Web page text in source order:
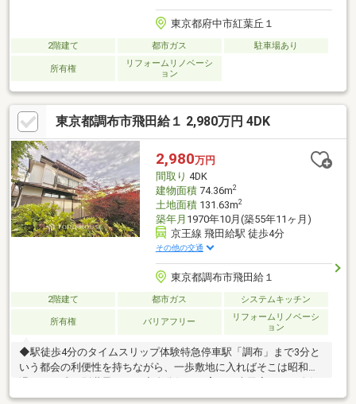
東京都府中市紅葉丘１
2階建て 都市ガス 駐車場あり
所有権
リフォームリノベーシ
ョン
東京都調布市飛田給１ 2,980万円 4DK
2,980万円
間取り 4DK
建物面積74.36m2
土地面積131.63m2
築年月 1970年10月(築55年11ヶ月)
京王線 飛田給駅 徒歩4分
その他の交通
東京都調布市飛田給１
2階建て 都市ガス システムキッチン
所有権 バリアフリー
リフォームリノベーシ
ョン
◆駅徒歩4分のタイムスリップ体験特急停車駅「調布」まで3分と
いう都会の利便性を持ちながら、一歩敷地に入ればそこは昭和の
温かみが残る別世界です。◆自分好みに育てる古民家リノベ人気
の古民家スタイルに改装するベースとしても最適です。柱の傷さ